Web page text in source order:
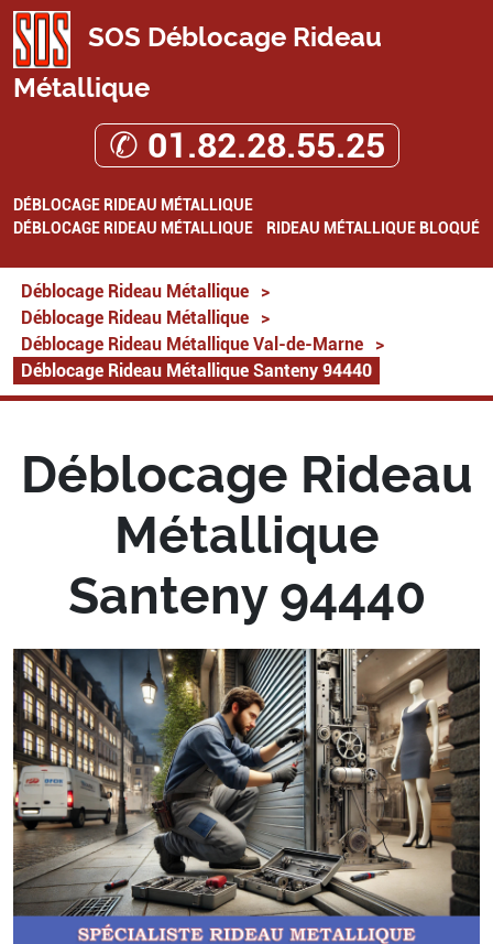
SOS Déblocage Rideau
Métallique
✆ 01.82.28.55.25
DÉBLOCAGE RIDEAU MÉTALLIQUE
DÉBLOCAGE RIDEAU MÉTALLIQUE
RIDEAU MÉTALLIQUE BLOQUÉ
Déblocage Rideau Métallique
>
Déblocage Rideau Métallique
>
Déblocage Rideau Métallique Val-de-Marne
>
Déblocage Rideau Métallique Santeny 94440
Déblocage Rideau
Métallique
Santeny 94440